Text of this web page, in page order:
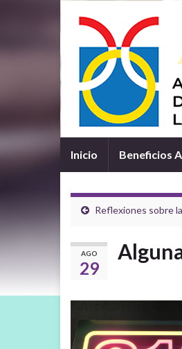
Inicio Beneficios
Reflexiones sobre
AGO
29